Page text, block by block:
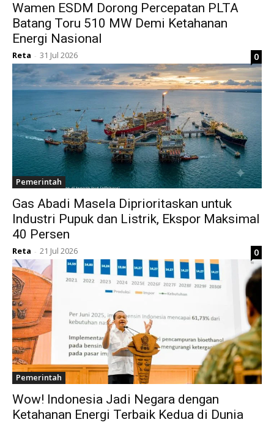
Wamen ESDM Dorong Percepatan PLTA
Batang Toru 510 MW Demi Ketahanan
Energi Nasional
Reta - 31 Jul 2026 0
Pemerintah
Gas Abadi Masela Diprioritaskan untuk
Industri Pupuk dan Listrik, Ekspor Maksimal
40 Persen
Reta - 21 Jul 2026 0
Pemerintah
Wow! Indonesia Jadi Negara dengan
Ketahanan Energi Terbaik Kedua di Dunia